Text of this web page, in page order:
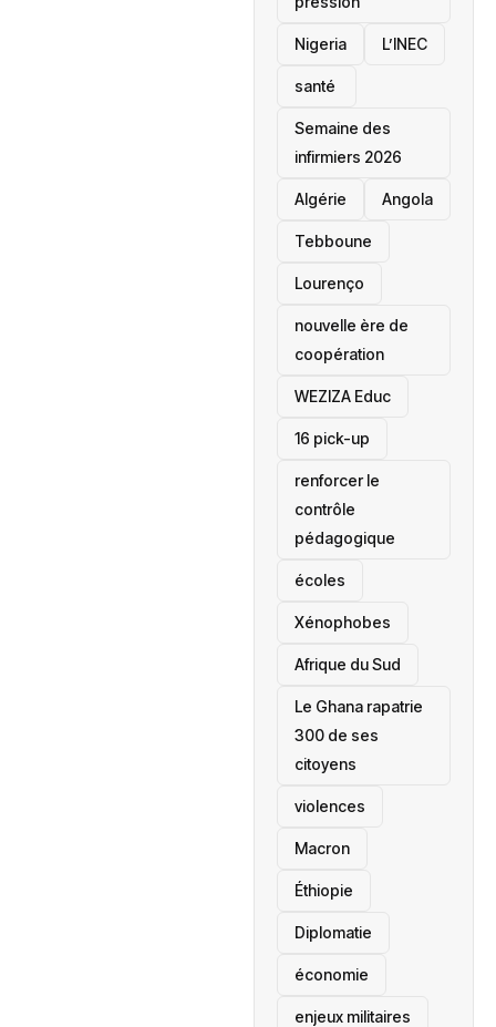
‎Nigeria L’INEC
santé ‎
Semaine des
infirmiers 2026
‎Algérie Angola
Tebboune
Lourenço
nouvelle ère de
coopération
‎WEZIZA Educ
16 pick-up
renforcer le
contrôle
pédagogique
écoles
‎Xénophobes
Afrique du Sud
Le Ghana rapatrie
300 de ses
citoyens
violences
Macron
Éthiopie
Diplomatie
économie
enjeux militaires